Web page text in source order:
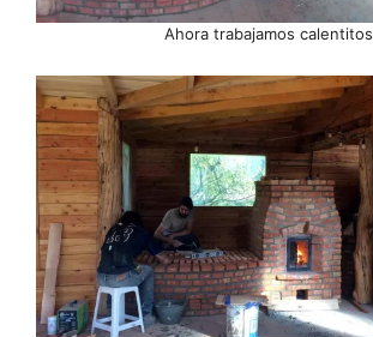
Ahora trabajamos calentitos